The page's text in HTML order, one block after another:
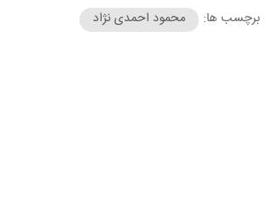
برچسب ها: محمود احمدی نژاد